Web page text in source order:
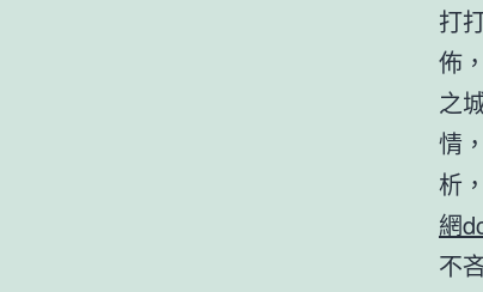
打
佈
之
情
析
網
不